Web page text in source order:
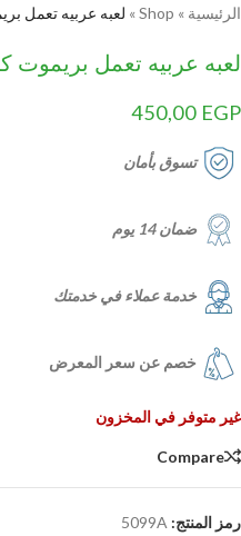
الرئيسية »
Shop
» لعبه عربيه تعمل
لعبه عربيه تعمل
450,00 EGP
تسوق بأمان
ضمان 14 يوم
خدمة عملاء في خدمتك
خصم عن سعر المعرض
غير متوفر في المخزون
Compare
رمز المنتج: 5099A